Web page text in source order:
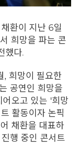
환이 지난 6일
희망을 파는 콘
했다.
, 희망이 필요한
공연인 희망을
오고 있는 '희망
활동이자 논픽
채환을 대표하
행 중인 콘서트